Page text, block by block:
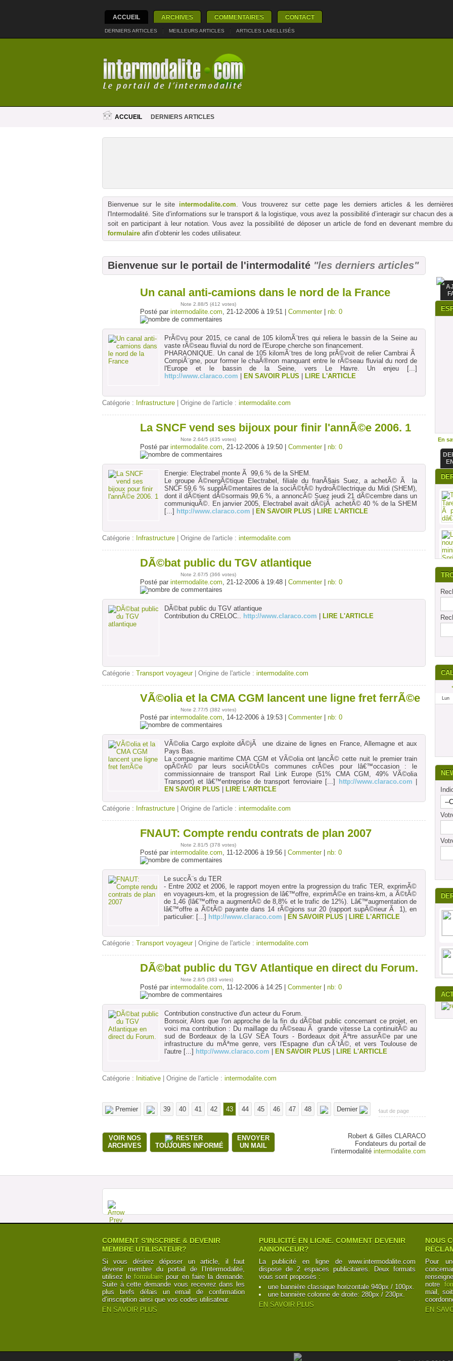
ACCUEIL ARCHIVES COMMENTAIRES CONTACT
DERNIERS ARTICLES | MEILLEURS ARTICLES | ARTICLES LABELLISÉS
ACCUEIL DERNIERS ARTICLES
Bienvenue sur le site intermodalite.com. Vous trouverez sur cette page les derniers articles & les
l'Intermodalité. Site d’informations sur le transport & la logistique, vous avez la possibilité d’interagir sur chacun des
soit en participant à leur notation. Vous avez la possibilité de déposer un article de fond en devenant membre
formulaire afin d’obtenir les codes utilisateur.
Bienvenue sur le portail de l'intermodalité "les derniers articles"
Un canal anti-camions dans le nord de la France
Note 2.88/5 (412 votes)
Posté par intermodalite.com, 21-12-2006 à 19:51 | Commenter| nb: 0
PrÃ©vu pour 2015, ce canal de 105 kilomÃ¨tres qui reliera le bassin de la Seine au
vaste rÃ©seau fluvial du nord de l'Europe cherche son financement.
PHARAONIQUE. Un canal de 105 kilomÃ¨tres de long prÃ©voit de relier Cambrai Ã
CompiÃ¨gne, pour former le chaÃ®non manquant entre le rÃ©seau fluvial du nord de
l'Europe et le bassin de la Seine, vers Le Havre. Un enjeu [...]
http://www.claraco.com
EN SAVOIR PLUS LIRE L'ARTICLE
Catégorie : Infrastructure | Origine de l'article : intermodalite.com
La SNCF vend ses bijoux pour finir l'annÃ©e 2006. 1
Note 2.64/5 (435 votes)
Posté par intermodalite.com, 21-12-2006 à 19:50 | Commenter| nb: 0
Energie: Electrabel monte Ã 99,6 % de la SHEM.
Le groupe Ã©nergÃ©tique Electrabel, filiale du franÃ§ais Suez, a achetÃ© Ã la
SNCF 59,6 % supplÃ©mentaires de la sociÃ©tÃ© hydroÃ©lectrique du Midi (SHEM),
dont il dÃ©tient dÃ©sormais 99,6 %, a annoncÃ© Suez jeudi 21 dÃ©cembre dans un
communiquÃ©. En janvier 2005, Electrabel avait dÃ©jÃ achetÃ© 40 % de la SHEM
[...] http://www.claraco.com EN SAVOIR PLUS LIRE L'ARTICLE
Catégorie : Infrastructure | Origine de l'article : intermodalite.com
DÃ©bat public du TGV atlantique
Note 2.67/5 (366 votes)
Posté par intermodalite.com, 21-12-2006 à 19:48 | Commenter| nb: 0
DÃ©bat public du TGV atlantique
Contribution du CRELOC.. http://www.claraco.com LIRE L'ARTICLE
Catégorie : Transport voyageur| Origine de l'article : intermodalite.com
VÃ©olia et la CMA CGM lancent une ligne fret ferrÃ©e
Note 2.77/5 (382 votes)
Posté par intermodalite.com, 14-12-2006 à 19:53 | Commenter| nb: 0
VÃ©olia Cargo exploite dÃ©jÃ une dizaine de lignes en France, Allemagne et aux
Pays Bas.
La compagnie maritime CMA CGM et VÃ©olia ont lancÃ© cette nuit le premier train
opÃ©rÃ© par leurs sociÃ©tÃ©s communes crÃ©es pour lâ€™occasion : le
commissionnaire de transport Rail Link Europe (51% CMA CGM, 49% VÃ©olia
Transport) et lâ€™entreprise de transport ferroviaire[...] http://www.claraco.com
EN SAVOIR PLUS
LIRE L'ARTICLE
Catégorie : Infrastructure | Origine de l'article : intermodalite.com
FNAUT: Compte rendu contrats de plan 2007
Note 2.81/5 (378 votes)
Posté par intermodalite.com, 11-12-2006 à 19:56 | Commenter| nb: 0
Le succÃ¨s du TER
- Entre 2002 et 2006, le rapport moyen entre la progression du trafic TER, exprimÃ©
en voyageurs-km, et la progression de lâ€™offre, exprimÃ©e en trains-km, a Ã©tÃ©
de 1,46 (lâ€™offre a augmentÃ© de 8,8% et le trafic de 12%). Lâ€™augmentation de
lâ€™offre a Ã©tÃ© payante dans 14 rÃ©gions sur 20 (rapport supÃ©rieur Ã 1), en
particulier: [...] http://www.claraco.com EN SAVOIR PLUS LIRE L'ARTICLE
Catégorie : Transport voyageur| Origine de l'article : intermodalite.com
DÃ©bat public du TGV Atlantique en direct du Forum.
Note 2.8/5 (383 votes)
Posté par intermodalite.com, 11-12-2006 à 14:25 | Commenter| nb: 0
Contribution constructive d'un acteur du Forum.
Bonsoir, Alors que l'on approche de la fin du dÃ©bat public concernant ce projet, en
voici ma contribution : Du maillage du rÃ©seau Ã grande vitesse La continuitÃ© au
sud de Bordeaux de la LGV SEA Tours - Bordeaux doit Ãªtre assurÃ©e par une
infrastructure du mÃªme genre, vers l'Espagne d'un cÃ´tÃ©, et vers Toulouse de
l'autre [...] http://www.claraco.com EN SAVOIR PLUS LIRE L'ARTICLE
Catégorie : Initiative | Origine de l'article : intermodalite.com
Premier 39 40 41 42 43 44 45 46 47 48 Dernier Haut de page
VOIR NOS
ARCHIVES
RESTER
TOUJOURS INFORMÉ
ENVOYER
UN MAIL
Robert & Gilles CLARACO
Fondateurs du portail de
l’intermodalité intermodalite.com
En
Lun
COMMENT S'INSCRIRE & DEVENIR
MEMBRE UTILISATEUR?
Si vous désirez déposer un article, il faut
devenir membre du portail de l’Intermodalité,
utilisez leformulaire pour en faire la demande.
Suite à cette demande vous recevrez dans les
plus brefs délais un email de confirmation
d’inscription ainsi que vos codes utilisateur.
EN SAVOIR PLUS
PUBLICITÉ EN LIGNE. COMMENT DEVENIR
ANNONCEUR?
La publicité en ligne de www.intermodalite.com
dispose de 2 espaces publicitaires. Deux formats
vous sont proposés :
une bannière classique horizontale 940px / 100px.
une bannière colonne de droite: 280px / 230px.
EN SAVOIR PLUS
NOUS
Pour
notre
mail,
EN